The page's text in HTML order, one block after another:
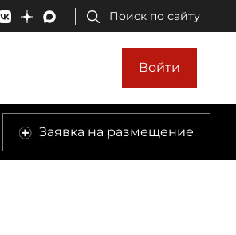
Поиск по сайту
Войти
Заявка на размещение